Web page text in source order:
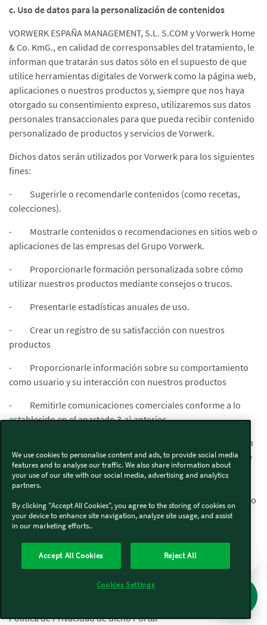
c. Uso de datos para la personalización de contenidos
VORWERK ESPAÑA MANAGEMENT, S.L. S.COM y Vorwerk Home
& Co. KmG., en calidad de corresponsables del tratamiento, le
informan que tratarán sus datos sólo en el supuesto de que
utilice herramientas digitales de Vorwerk como la página web,
aplicaciones o nuestros productos y, siempre que nos haya
otorgado su consentimiento expreso, utilizaremos sus datos
personales transaccionales para que pueda recibir contenido
personalizado de productos y servicios de Vorwerk.
Dichos datos serán utilizados por Vorwerk para los siguientes
fines:
- Sugerirle o recomendarle contenidos (como recetas,
colecciones).
- Mostrarle contenidos o recomendaciones en sitios web o
aplicaciones de las empresas del Grupo Vorwerk.
- Proporcionarle formación personalizada sobre cómo
utilizar nuestros productos mediante consejos o trucos.
- Presentarle estadísticas anuales de uso.
- Crear un registro de su satisfacción con nuestros
productos
- Proporcionarle información sobre su comportamiento
como usuario y su interacción con nuestros productos
- Remitirle comunicaciones comerciales conforme a lo
establecido en el apartado 3.a) anterior.
En todo caso, tendrá derecho a revocar su consentimiento en
cualquier momento conforme a lo establecido en la presente
política por correo electrónico dirigido a
protecciondedatos@vorwerk.es
datenschutzbeauftragter.corporate@vorwerk.de
o por correo
postal a la dirección indicada en el aparado contacto.
En el supuesto que acceda a Portal de Candidatos de Vorwerk
formularios y/o facilite la información solicitada, Vorwerk
Política de Privacidad de dicho Portal
We use cookies to personalise content and ads, to provide social media
features and to analyse our traffic. We also share information about
your use of our site with our social media, advertising and analytics
partners.
By clicking "Accept All Cookies", you agree to the storing of cookies on
your device to enhance site navigation, analyze site usage, and assist
in our marketing efforts..
Accept All Cookies Reject All
Cookies Settings